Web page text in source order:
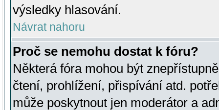
výsledky hlasování.
Návrat nahoru
Proč se nemohu dostat k fóru?
Některá fóra mohou být
čtení, prohlížení, přispívání atd.
může poskytnout jen moderátor a